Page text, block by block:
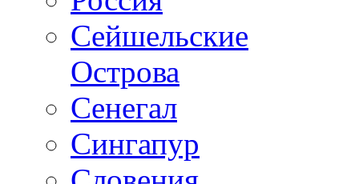
Сейшельские
Острова
Сенегал
Сингапур